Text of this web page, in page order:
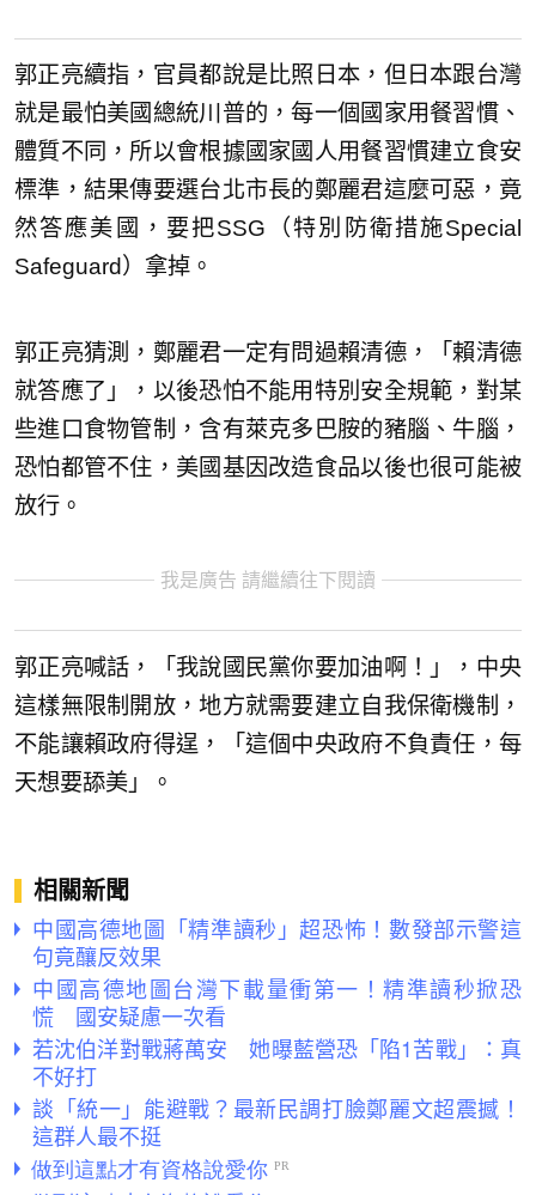
郭正亮續指，官員都說是比照日本，但日本跟台灣
就是最怕美國總統川普的，每一個國家用餐習慣、
體質不同，所以會根據國家國人用餐習慣建立食安
標準，結果傳要選台北市長的鄭麗君這麼可惡，竟
然答應美國，要把SSG（特別防衛措施Special
Safeguard）拿掉。
郭正亮猜測，鄭麗君一定有問過賴清德，「賴清德
就答應了」，以後恐怕不能用特別安全規範，對某
些進口食物管制，含有萊克多巴胺的豬腦、牛腦，
恐怕都管不住，美國基因改造食品以後也很可能被
放行。
我是廣告 請繼續往下閱讀
郭正亮喊話，「我說國民黨你要加油啊！」，中央
這樣無限制開放，地方就需要建立自我保衛機制，
不能讓賴政府得逞，「這個中央政府不負責任，每
天想要舔美」。
相關新聞
中國高德地圖「精準讀秒」超恐怖！數發部示警這
句竟釀反效果
中國高德地圖台灣下載量衝第一！精準讀秒掀恐
慌 國安疑慮一次看
若沈伯洋對戰蔣萬安 她曝藍營恐「陷1苦戰」：真
不好打
談「統一」能避戰？最新民調打臉鄭麗文超震撼！
這群人最不挺